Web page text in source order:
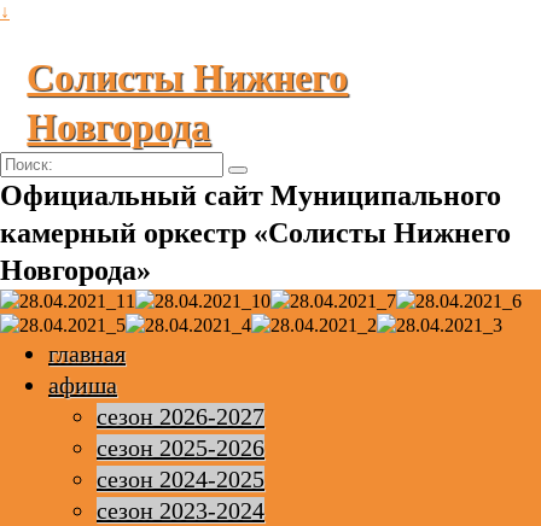
↓
Солисты Нижнего
Новгорода
Поиск:
Официальный сайт Муниципального
камерный оркестр «Солисты Нижнего
Новгорода»
главная
афиша
сезон 2026-2027
сезон 2025-2026
сезон 2024-2025
сезон 2023-2024